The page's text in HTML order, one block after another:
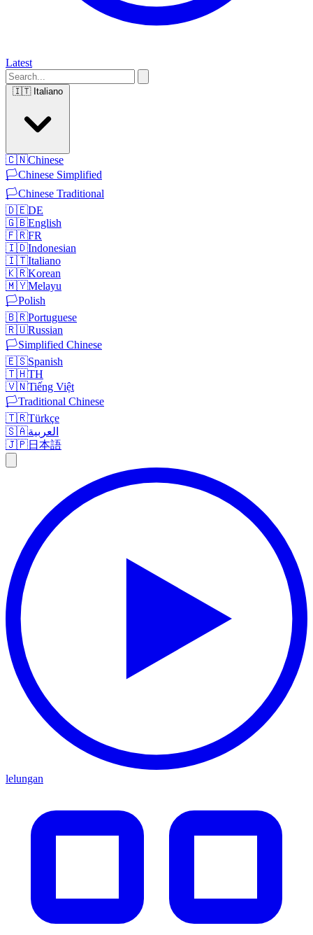
Latest
🇮🇹 Italiano
🇨🇳Chinese
🏳️Chinese Simplified
🏳️Chinese Traditional
🇩🇪DE
🇬🇧English
🇫🇷FR
🇮🇩Indonesian
🇮🇹Italiano
🇰🇷Korean
🇲🇾Melayu
🏳️Polish
🇧🇷Portuguese
🇷🇺Russian
🏳️Simplified Chinese
🇪🇸Spanish
🇹🇭TH
🇻🇳Tiếng Việt
🏳️Traditional Chinese
🇹🇷Türkçe
🇸🇦العربية
🇯🇵日本語
lelungan